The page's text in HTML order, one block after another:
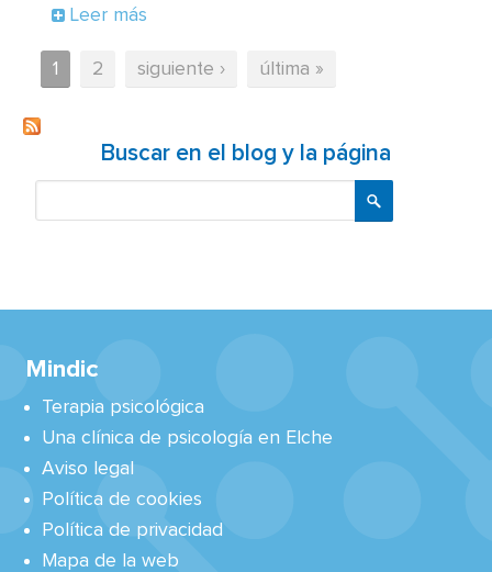
Leer más
1 2 siguiente › última »
Buscar en el blog y la página
Mindic
Terapia psicológica
Una clínica de psicología en Elche
Aviso legal
Política de cookies
Política de privacidad
Mapa de la web